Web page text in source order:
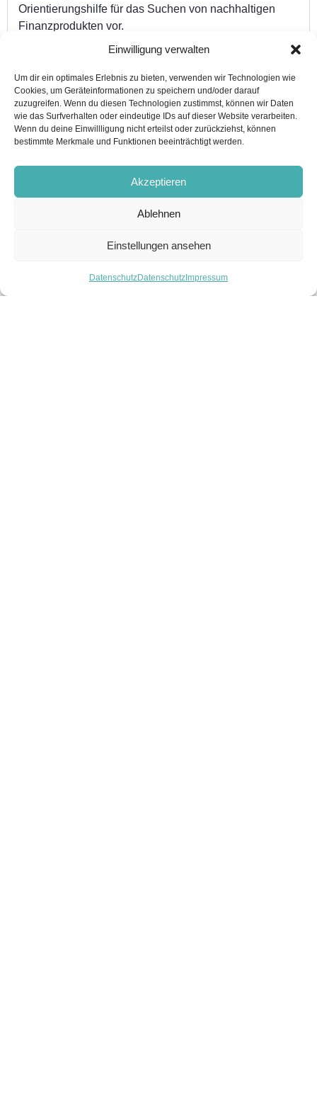
Einwilligung verwalten
Um dir ein optimales Erlebnis zu bieten, verwenden wir Technologien wie
Cookies, um Geräteinformationen zu speichern und/oder darauf
zuzugreifen. Wenn du diesen Technologien zustimmst, können wir Daten
wie das Surfverhalten oder eindeutige IDs auf dieser Website verarbeiten.
Wenn du deine Einwillligung nicht erteilst oder zurückziehst, können
bestimmte Merkmale und Funktionen beeinträchtigt werden.
Akzeptieren
Ablehnen
Einstellungen ansehen
DatenschutzDatenschutz Impressum
Orientierungshilfe für das Suchen von nachhaltigen
Finanzprodukten vor.
Die Presse
Research To Value
Global 2000 - Podcast
ICF - Institutional Capital Forum
WKO Webinar Sustainable Finance